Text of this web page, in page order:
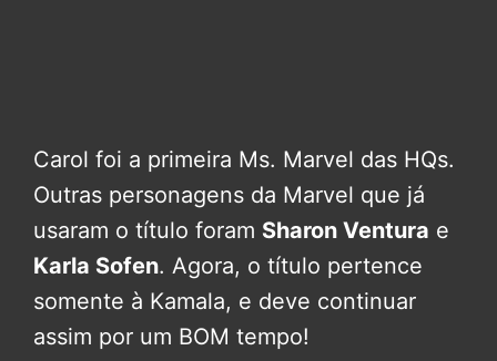
Carol foi a primeira Ms. Marvel das HQs.
Outras personagens da Marvel que já
usaram o título foram Sharon Ventura e
Karla Sofen. Agora, o título pertence
somente à Kamala, e deve continuar
assim por um BOM tempo!